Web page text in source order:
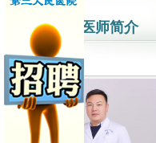
医师简介